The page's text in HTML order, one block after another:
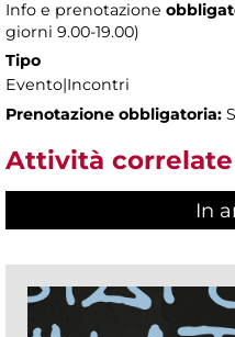
Info e prenotazione
giorni 9.00-19.00)
Tipo
Evento|Incontri
Prenotazione obbligatoria:
Attività correlate
In